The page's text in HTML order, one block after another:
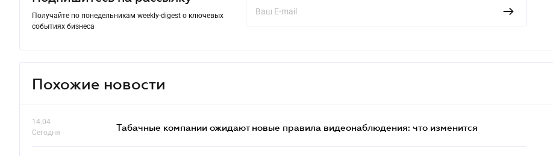
Получайте по понедельникам weekly-digest о ключевых
событиях бизнеса
Похожие новости
14.04
Сегодня
Табачные компании ожидают новые правила видеонаблюдения: что изменится